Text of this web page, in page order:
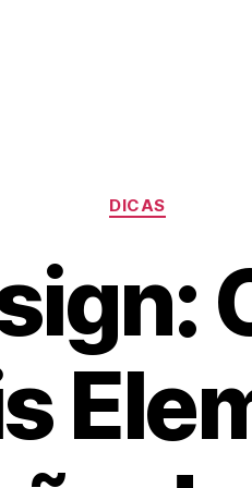
Categorias
DICAS